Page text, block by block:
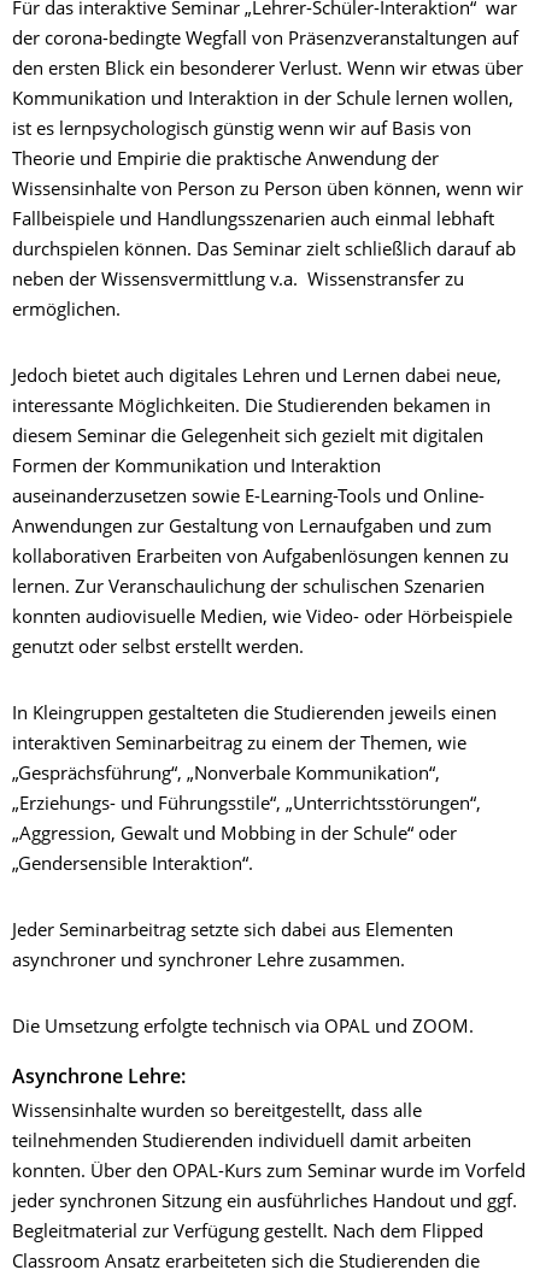
Für das interaktive Seminar „Lehrer-Schüler-Interaktion“ war
der corona-bedingte Wegfall von Präsenzveranstaltungen auf
den ersten Blick ein besonderer Verlust. Wenn wir etwas über
Kommunikation und Interaktion in der Schule lernen wollen,
ist es lernpsychologisch günstig wenn wir auf Basis von
Theorie und Empirie die praktische Anwendung der
Wissensinhalte von Person zu Person üben können, wenn wir
Fallbeispiele und Handlungsszenarien auch einmal lebhaft
durchspielen können. Das Seminar zielt schließlich darauf ab
neben der Wissensvermittlung v.a. Wissenstransfer zu
ermöglichen.
Jedoch bietet auch digitales Lehren und Lernen dabei neue,
interessante Möglichkeiten. Die Studierenden bekamen in
diesem Seminar die Gelegenheit sich gezielt mit digitalen
Formen der Kommunikation und Interaktion
auseinanderzusetzen sowie E-Learning-Tools und Online-
Anwendungen zur Gestaltung von Lernaufgaben und zum
kollaborativen Erarbeiten von Aufgabenlösungen kennen zu
lernen. Zur Veranschaulichung der schulischen Szenarien
konnten audiovisuelle Medien, wie Video- oder Hörbeispiele
genutzt oder selbst erstellt werden.
In Kleingruppen gestalteten die Studierenden jeweils einen
interaktiven Seminarbeitrag zu einem der Themen, wie
„Gesprächsführung“, „Nonverbale Kommunikation“,
„Erziehungs- und Führungsstile“, „Unterrichtsstörungen“,
„Aggression, Gewalt und Mobbing in der Schule“ oder
„Gendersensible Interaktion“.
Jeder Seminarbeitrag setzte sich dabei aus Elementen
asynchroner und synchroner Lehre zusammen.
Die Umsetzung erfolgte technisch via OPAL und ZOOM.
Asynchrone Lehre:
Wissensinhalte wurden so bereitgestellt, dass alle
teilnehmenden Studierenden individuell damit arbeiten
konnten. Über den OPAL-Kurs zum Seminar wurde im Vorfeld
jeder synchronen Sitzung ein ausführliches Handout und ggf.
Begleitmaterial zur Verfügung gestellt. Nach dem Flipped
Classroom Ansatz erarbeiteten sich die Studierenden die